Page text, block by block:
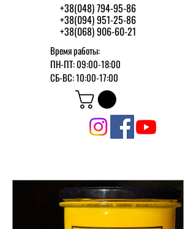
+38(048) 794-95-86
+38(094) 951-25-86
+38(068) 906-60-21
Время работы:
ПН-ПТ: 09:00-18:00
СБ-ВС: 10:00-17:00